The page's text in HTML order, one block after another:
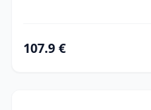
107.9 €